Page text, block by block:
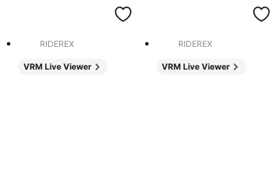
RIDEREX
VRM Live Viewer
RIDEREX
VRM Live Viewer